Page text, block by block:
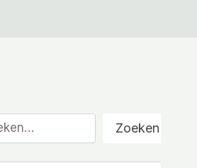
Zoeken